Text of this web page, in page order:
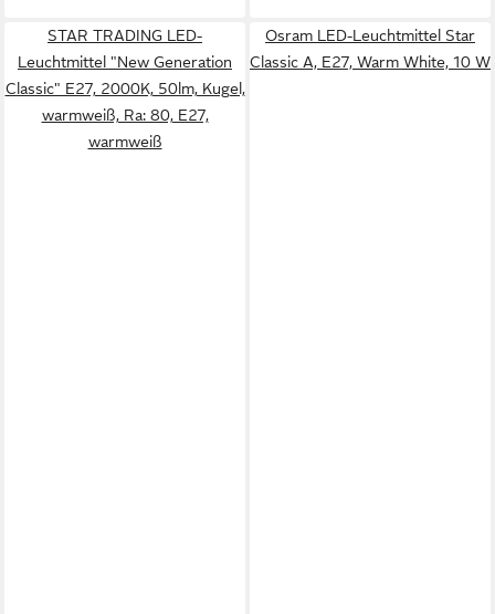
STAR TRADING LED-
Leuchtmittel "New Generation
Classic" E27, 2000K, 50lm, Kugel,
warmweiß, Ra: 80, E27,
warmweiß
Osram LED-Leuchtmittel Star
Classic A, E27, Warm White, 10 W